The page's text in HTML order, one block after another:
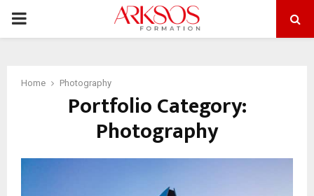
PRIMARY
Home Photography
Portfolio Category:
Photography